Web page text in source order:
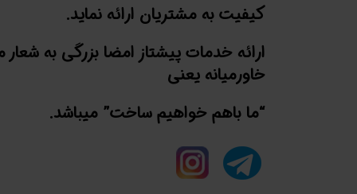
کیفیت به مشتریان ارائه نماید.
ارائه خدمات پیشتاز امضا بزرگی به شعار
خاورمیانه یعنی
“ما باهم خواهیم ساخت” میباشد.